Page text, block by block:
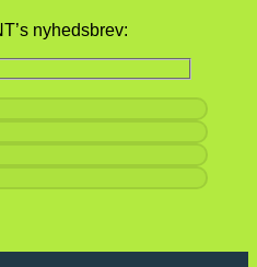
nyhedsbrev: